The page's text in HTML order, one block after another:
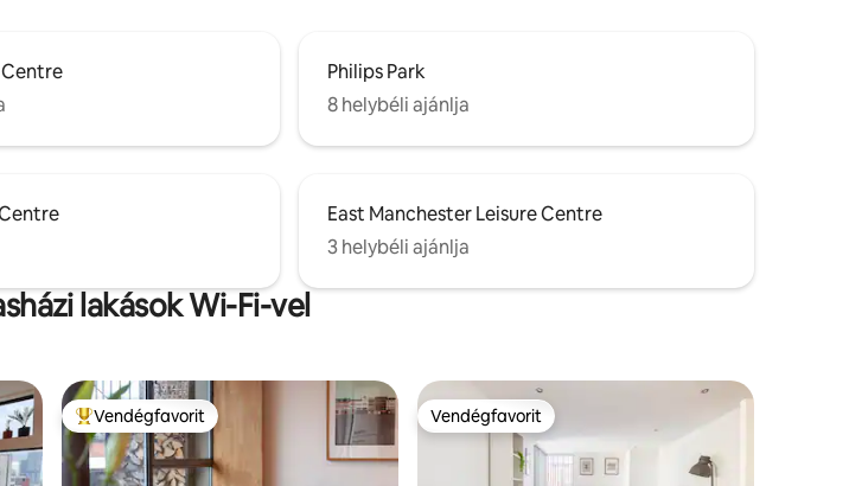
Philips Park
8 helybéli ajánlja
East Manchester Leisure Centre
3 helybéli ajánlja
lakások Wi-Fi-vel
Kiemelt vendégfavorit
Vendégfavorit Vendégfavorit
Vendégfavorit